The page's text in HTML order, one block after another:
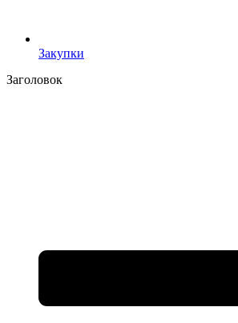
Закупки
Заголовок